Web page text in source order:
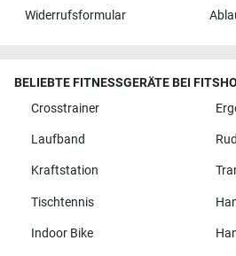
Widerrufsformular
BELIEBTE FITNESSGERÄTE BEI
Crosstrainer
Laufband
Kraftstation
Tischtennis
Indoor Bike